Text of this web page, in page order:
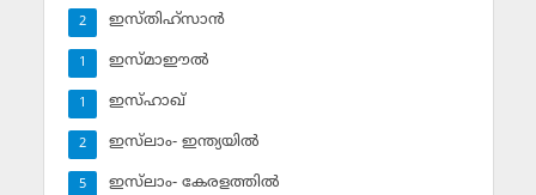
ഇസ്തിഹ്‌സാന്‍
2
ഇസ്മാഈല്‍
1
ഇസ്ഹാഖ്‌
1
ഇസ്‌ലാം- ഇന്ത്യയില്‍
2
ഇസ്‌ലാം- കേരളത്തില്‍
5